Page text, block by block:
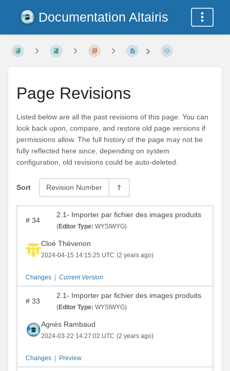
Documentation Altairis
Page Revisions
Listed below are all the past revisions of this page. You can
look back upon, compare, and restore old page versions if
permissions allow. The full history of the page may not be
fully reflected here since, depending on system
configuration, old revisions could be auto-deleted.
Sort Revision Number
#34
2.1- Importer par fichier des images produits
(Editor Type: WYSIWYG)
Cloé Thévenon
2024-04-15 14:15:25 UTC (2 years ago)
Changes Current Version
#33
2.1- Importer par fichier des images produits
(Editor Type: WYSIWYG)
Agnès Rambaud
2024-03-22 14:27:02 UTC (2 years ago)
Changes Preview